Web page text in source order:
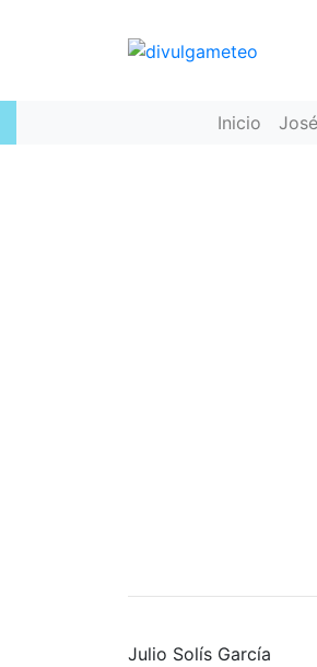
Inicio
Julio Solís García